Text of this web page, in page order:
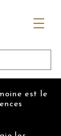
est le